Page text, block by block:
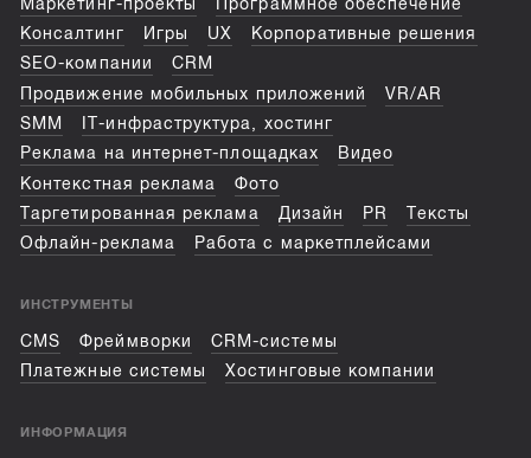
Маркетинг-проекты
Программное обеспечение
Консалтинг
Игры UX
Корпоративные решения
SEO-компании
CRM
Продвижение мобильных приложений
VR/AR
SMM
IT-инфраструктура, хостинг
Реклама на интернет-площадках
Видео
Контекстная реклама
Фото
Таргетированная реклама
Дизайн PR
Тексты
Офлайн-реклама
Работа с маркетплейсами
ИНСТРУМЕНТЫ
CMS Фреймворки
CRM-системы
Платежные системы
Хостинговые компании
ИНФОРМАЦИЯ